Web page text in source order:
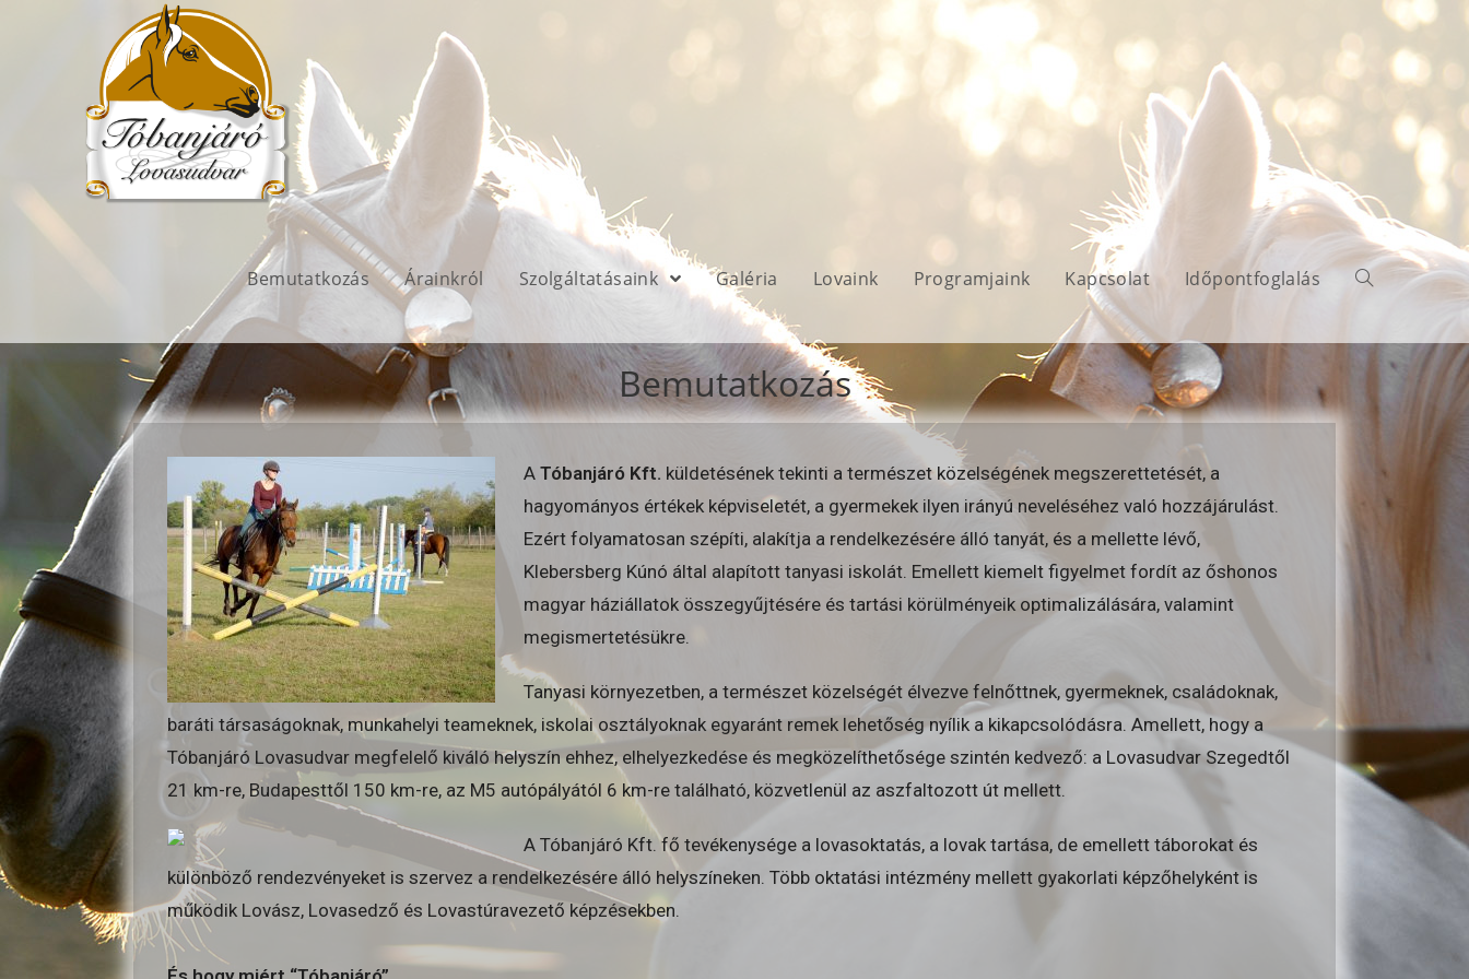
Bemutatkozás Árainkról Szolgáltatásaink Galéria Lovaink Programjaink Kapcsolat Időpontfoglalás
Bemutatkozás
A Tóbanjáró Kft. küldetésének tekinti a természet közelségének megszerettetését, a
hagyományos értékek képviseletét, a gyermekek ilyen irányú neveléséhez való hozzájárulást.
Ezért folyamatosan szépíti, alakítja a rendelkezésére álló tanyát, és a mellette lévő,
Klebersberg Kúnó által alapított tanyasi iskolát. Emellett kiemelt figyelmet fordít az őshonos
magyar háziállatok összegyűjtésére és tartási körülményeik optimalizálására, valamint
megismertetésükre.
Tanyasi környezetben, a természet közelségét élvezve felnőttnek, gyermeknek, családoknak,
baráti társaságoknak, munkahelyi teameknek, iskolai osztályoknak egyaránt remek lehetőség nyílik a kikapcsolódásra. Amellett, hogy a
Tóbanjáró Lovasudvar megfelelő kiváló helyszín ehhez, elhelyezkedése és megközelíthetősége szintén kedvező: a Lovasudvar Szegedtől
21 km-re, Budapesttől 150 km-re, az M5 autópályától 6 km-re található, közvetlenül az aszfaltozott út mellett.
A Tóbanjáró Kft. fő tevékenysége a lovasoktatás, a lovak tartása, de emellett táborokat és
különböző rendezvényeket is szervez a rendelkezésére álló helyszíneken. Több oktatási intézmény mellett gyakorlati képzőhelyként is
működik Lovász, Lovasedző és Lovastúravezető képzésekben.